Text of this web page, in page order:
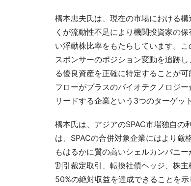
橋本忠夫氏は、現在の市場における
くが流動性不足により機関投資家の
い浮動株比率をもたらしています。
スポンサーのポジション変動を追跡
る優良資産を正確に特定することが
フローがプラスのバイオテクノロジ
リードする企業という3つのターゲッ
橋本氏は、アジアのSPAC市場独自の
は、SPACの合併対象企業にはより厳
もはるかに質の高いシェルカンパニ
割引裁定取引、転換社債ヘッジ、株
50%の絶対収益を達成できることを示